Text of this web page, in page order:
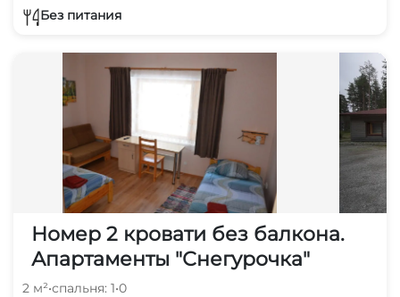
Без питания
Номер 2 кровати без балкона.
Апартаменты "Снегурочка"
2 м²•спальня: 1•0